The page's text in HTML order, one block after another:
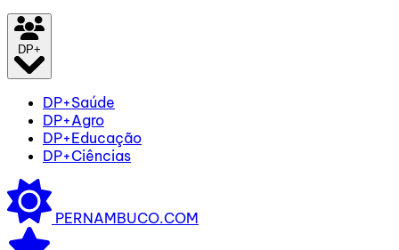
DP+
DP+Saúde
DP+Agro
DP+Educação
DP+Ciências
PERNAMBUCO.COM